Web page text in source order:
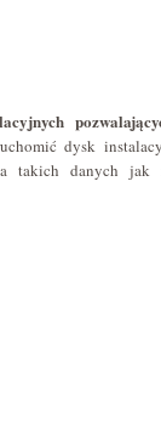
dysk
takich danych jak